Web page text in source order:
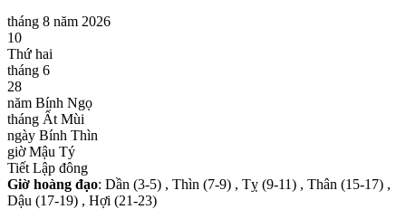
tháng 8 năm 2026
10
Thứ hai
tháng 6
28
năm Bính Ngọ
tháng Ất Mùi
ngày Bính Thìn
giờ Mậu Tý
Tiết Lập đông
Giờ hoàng đạo: Dần (3-5) , Thìn (7-9) , Tỵ (9-11) , Thân (15-17) ,
Dậu (17-19) , Hợi (21-23)